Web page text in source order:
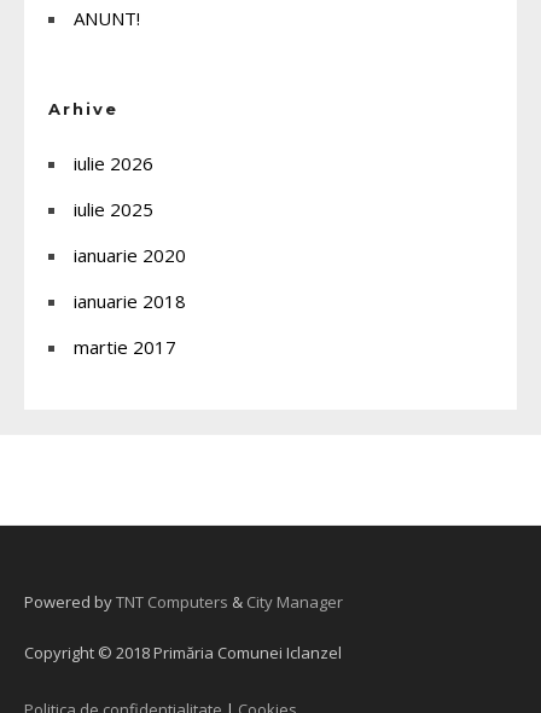
ANUNT!
Arhive
iulie 2026
iulie 2025
ianuarie 2020
ianuarie 2018
martie 2017
Powered byTNT Computers & City Manager
Copyright © 2018 Primăria Comunei Iclanzel